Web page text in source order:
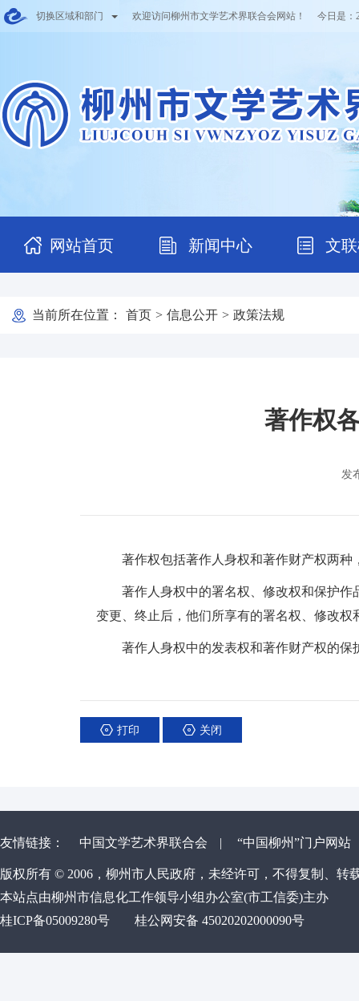
切换区域和部门 欢迎访问柳州市文学艺术界联合会网站！ 今日是：
网站首页 新闻中心 文
当前所在位置： 首页 > 信息公开 > 政策法规
著作权
发
著作权包括著作人身权和著作财产权两种
著作人身权中的署名权、修改权和保护作
变更、终止后，他们所享有的署名权、修改
著作人身权中的发表权和著作财产权的保
打印 关闭
友情链接： 中国文学艺术界联合会 | “中国柳州”门户网站
版权所有 © 2006，柳州市人民政府，未经许可，不得复制、转
本站点由柳州市信息化工作领导小组办公室(市工信委)主办
桂ICP备05009280号
桂公网安备 45020202000090号